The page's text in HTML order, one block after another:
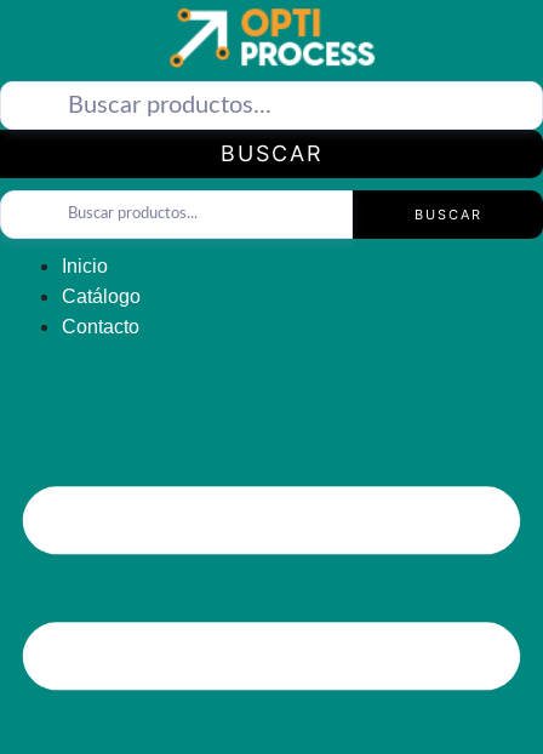
BUSCAR
BUSCAR
Inicio
Catálogo
Contacto